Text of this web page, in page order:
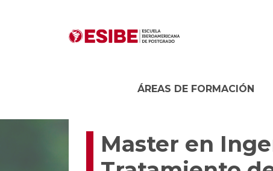
ÁREAS DE FORMACIÓN
Master en